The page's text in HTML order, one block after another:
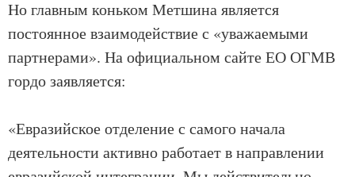
Но главным коньком Метшина является
постоянное взаимодействие с «уважаемыми
партнерами». На официальном сайте ЕО ОГМВ
гордо заявляется:
«Евразийское отделение с самого начала
деятельности активно работает в направлении